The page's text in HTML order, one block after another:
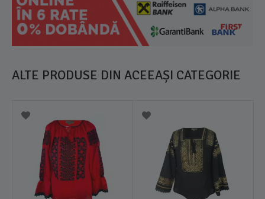
ALTE PRODUSE DIN ACEEAȘI CATEGORIE